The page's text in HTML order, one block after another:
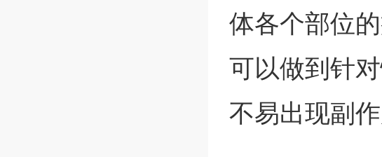
体各个部位
可以做到针
不易出现副